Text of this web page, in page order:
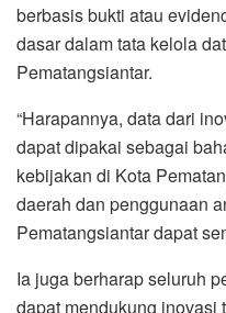
berbasis bukti atau
dasar dalam tata kelola
Pematangsiantar.
“Harapannya, data dari
dapat dipakai sebagai
kebijakan di Kota
daerah dan penggunaan
Pematangsiantar dapat
Ia juga berharap seluruh
dapat mendukung inovasi